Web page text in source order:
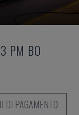
PM BO
DI PAGAMENTO